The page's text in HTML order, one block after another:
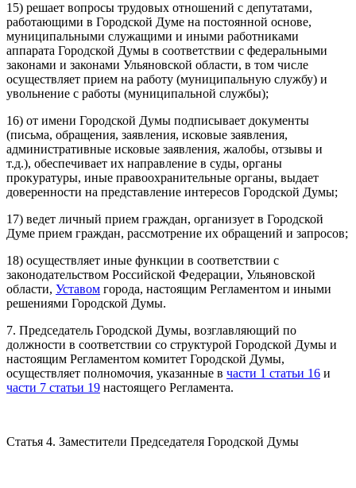
15) решает вопросы трудовых отношений с депутатами,
работающими в Городской Думе на постоянной основе,
муниципальными служащими и иными работниками
аппарата Городской Думы в соответствии с федеральными
законами и законами Ульяновской области, в том числе
осуществляет прием на работу (муниципальную службу) и
увольнение с работы (муниципальной службы);
16) от имени Городской Думы подписывает документы
(письма, обращения, заявления, исковые заявления,
административные исковые заявления, жалобы, отзывы и
т.д.), обеспечивает их направление в суды, органы
прокуратуры, иные правоохранительные органы, выдает
доверенности на представление интересов Городской Думы;
17) ведет личный прием граждан, организует в Городской
Думе прием граждан, рассмотрение их обращений и запросов;
18) осуществляет иные функции в соответствии с
законодательством Российской Федерации, Ульяновской
области, Уставом города, настоящим Регламентом и иными
решениями Городской Думы.
7. Председатель Городской Думы, возглавляющий по
должности в соответствии со структурой Городской Думы и
настоящим Регламентом комитет Городской Думы,
осуществляет полномочия, указанные в части 1 статьи 16 и
части 7 статьи 19 настоящего Регламента.
Статья 4. Заместители Председателя Городской Думы